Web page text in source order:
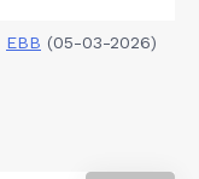
EBB (05-03-2026)